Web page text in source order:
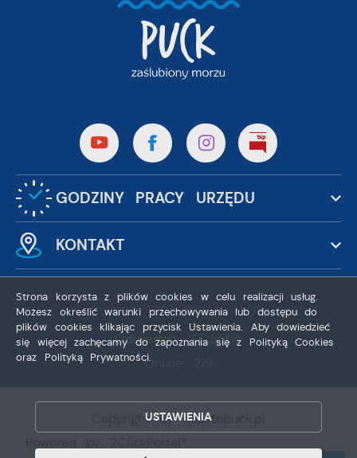
GODZINY PRACY URZĘDU
KONTAKT
Odwiedzin: 3725505
Online: 219
Copyright by miastopuck.pl
Strona korzysta z plików cookies w celu realizacji usług.
Możesz określić warunki przechowywania lub dostępu do
plików cookies klikając przycisk Ustawienia. Aby dowiedzieć
się więcej zachęcamy do zapoznania się z Polityką Cookies
oraz Polityką Prywatności.
USTAWIENIA
ZEZWÓL NA WSZYSTKIE